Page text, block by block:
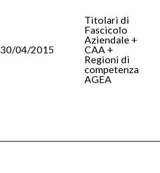
30/04/2015
Titolari di
Fascicolo
Aziendale +
CAA +
Regioni di
competenza
AGEA